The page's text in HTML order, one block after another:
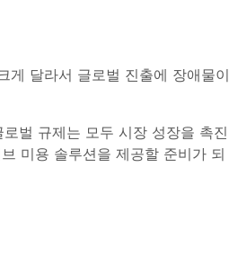
게 달라서 글로벌 진출에 장애물이
벌 규제는 모두 시장 성장을 촉진
미용 솔루션을 제공할 준비가 되